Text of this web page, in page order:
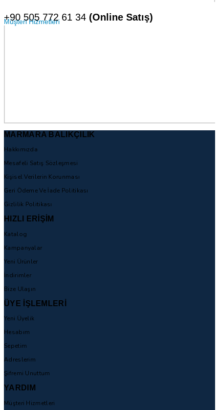
+90 505 772 61 34 (Online Satış)
Müşteri Hizmetleri
MARMARA BALIKÇILIK
Hakkımızda
Mesafeli Satış Sözleşmesi
Kişisel Verilerin Korunması
Geri Ödeme Ve İade Politikası
Gizlilik Politikası
HIZLI ERİŞİM
Katalog
Kampanyalar
Yeni Ürünler
İndirimler
Bize Ulaşın
ÜYE İŞLEMLERİ
Yeni Üyelik
Hesabım
Sepetim
Adreslerim
Şifremi Unuttum
YARDIM
Müşteri Hizmetleri